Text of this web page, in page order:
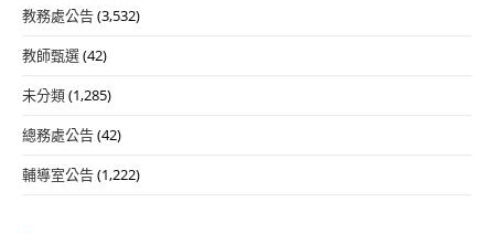
教務處公告(3,532)
教師甄選(42)
未分類(1,285)
總務處公告(42)
輔導室公告(1,222)